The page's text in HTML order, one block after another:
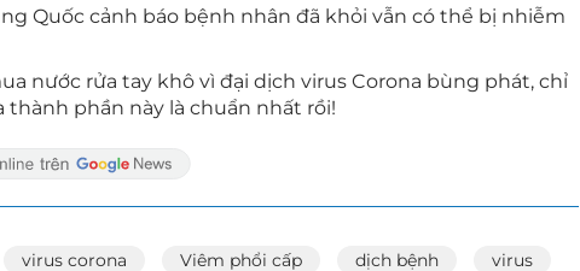
Quốc cảnh báo bệnh nhân đã khỏi vẫn có thể bị nhiễm
nước rửa tay khô vì đại dịch virus Corona bùng phát, chỉ
phần này là chuẩn nhất rồi!
virus corona Viêm phổi cấp dịch bệnh virus